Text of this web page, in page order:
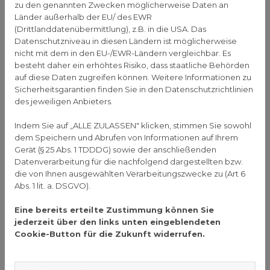
der Schmerz imGrundgelenk des großen Zehs.
Aber auch ohne eine Gichterkrankung fördert
Alkohol Entzündungen im gesamten Körper. Er
belastet den Stoffwechsel und die Leber, was die
Regenerationsfähigkeit der Gelenke einschränkt.
Egal, unter welchen gesundheitlichen Beschwerden
Sie leiden: Den Konsum von Alkohol stark
eine gute Idee, die Ihrem Körper hilft.
Effektive Hausmittel bei
Gelenkschmerzen
Sie einfach zu Hause anwenden können. Diese
Mittel dienen dazu, die Durchblutung zu fördern
oder Entzündungen zu lindern.
Trotz der Wirksamkeit von Hausmitteln sollten Sie
zu den genannten Zwecken möglicherweise Daten an
Länder außerhalb der EU/ des EWR
(Drittlanddatenübermittlung), z.B. in die USA. Das
Datenschutzniveau in diesen Ländern ist möglicherweise
nicht mit dem in den EU-/EWR-Ländern vergleichbar. Es
besteht daher ein erhöhtes Risiko, dass staatliche Behörden
auf diese Daten zugreifen können. Weitere Informationen zu
Sicherheitsgarantien finden Sie in den Datenschutzrichtlinien
des jeweiligen Anbieters.
Indem Sie auf „ALLE ZULASSEN" klicken, stimmen Sie sowohl
dem Speichern und Abrufen von Informationen auf Ihrem
Gerät (§ 25 Abs. 1 TDDDG) sowie der anschließenden
Datenverarbeitung für die nachfolgend dargestellten bzw.
die von Ihnen ausgewählten Verarbeitungszwecke zu (Art 6
Abs. 1 lit. a. DSGVO).
Eine bereits erteilte Zustimmung können Sie
jederzeit über den links unten eingeblendeten
Cookie-Button für die Zukunft widerrufen.